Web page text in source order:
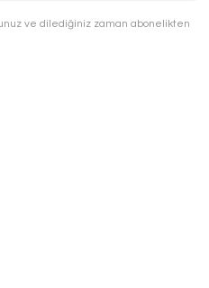
ve dilediğiniz zaman abonelikten